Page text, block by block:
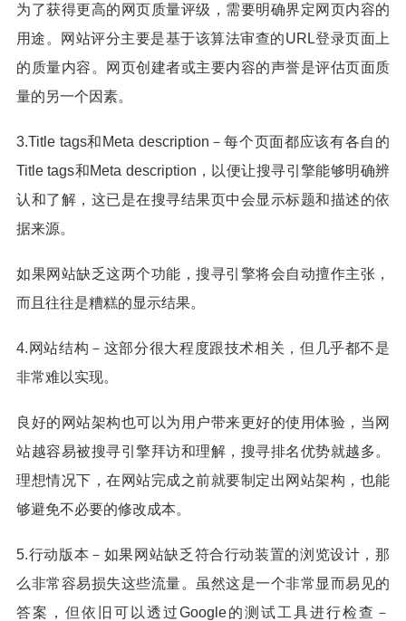
为了获得更高的网页质量评级，需要明确界定网页内容的
用途。网站评分主要是基于该算法审查的URL登录页面上
的质量内容。网页创建者或主要内容的声誉是评估页面质
量的另一个因素。
3.Title tags和Meta description－每个页面都应该有各自的
Title tags和Meta description，以便让搜寻引擎能够明确辨
认和了解，这已是在搜寻结果页中会显示标题和描述的依
据来源。
如果网站缺乏这两个功能，搜寻引擎将会自动擅作主张，
而且往往是糟糕的显示结果。
4.网站结构－这部分很大程度跟技术相关，但几乎都不是
非常难以实现。
良好的网站架构也可以为用户带来更好的使用体验，当网
站越容易被搜寻引擎拜访和理解，搜寻排名优势就越多。
理想情况下，在网站完成之前就要制定出网站架构，也能
够避免不必要的修改成本。
5.行动版本－如果网站缺乏符合行动装置的浏览设计，那
么非常容易损失这些流量。虽然这是一个非常显而易见的
答案，但依旧可以透过Google的测试工具进行检查－